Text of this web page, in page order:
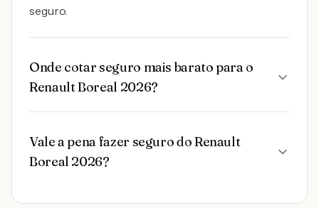
seguro.
Onde cotar seguro mais barato para o
Renault Boreal 2026?
Vale a pena fazer seguro do Renault
Boreal 2026?